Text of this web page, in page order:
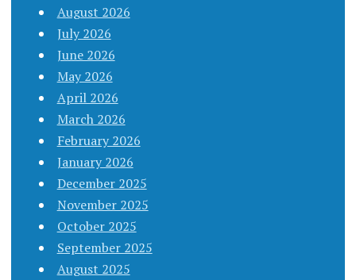
August 2026
July 2026
June 2026
May 2026
April 2026
March 2026
February 2026
January 2026
December 2025
November 2025
October 2025
September 2025
August 2025